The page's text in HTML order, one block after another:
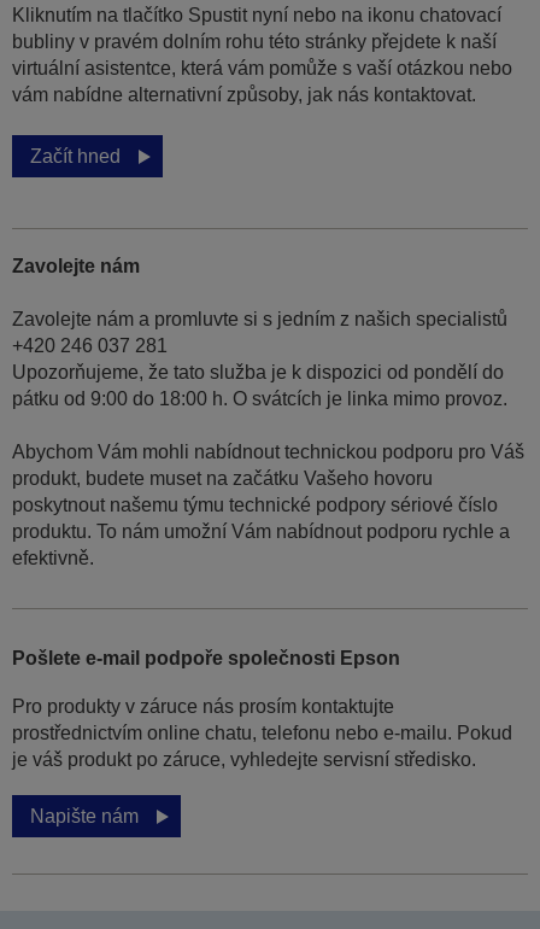
Kliknutím na tlačítko Spustit nyní nebo na ikonu chatovací
bubliny v pravém dolním rohu této stránky přejdete k naší
virtuální asistentce, která vám pomůže s vaší otázkou nebo
vám nabídne alternativní způsoby, jak nás kontaktovat.
Začít hned
Zavolejte nám
Zavolejte nám a promluvte si s jedním z našich specialistů
+420 246 037 281
Upozorňujeme, že tato služba je k dispozici od pondělí do
pátku od 9:00 do 18:00 h. O svátcích je linka mimo provoz.
Abychom Vám mohli nabídnout technickou podporu pro Váš
produkt, budete muset na začátku Vašeho hovoru
poskytnout našemu týmu technické podpory sériové číslo
produktu. To nám umožní Vám nabídnout podporu rychle a
efektivně.
Pošlete e-mail podpoře společnosti Epson
Pro produkty v záruce nás prosím kontaktujte
prostřednictvím online chatu, telefonu nebo e-mailu. Pokud
je váš produkt po záruce, vyhledejte servisní středisko.
Napište nám